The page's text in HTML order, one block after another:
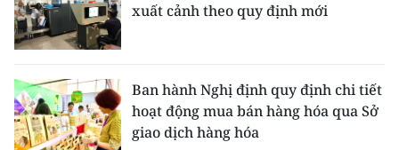
xuất cảnh theo quy định mới
Ban hành Nghị định quy định chi tiết
hoạt động mua bán hàng hóa qua Sở
giao dịch hàng hóa